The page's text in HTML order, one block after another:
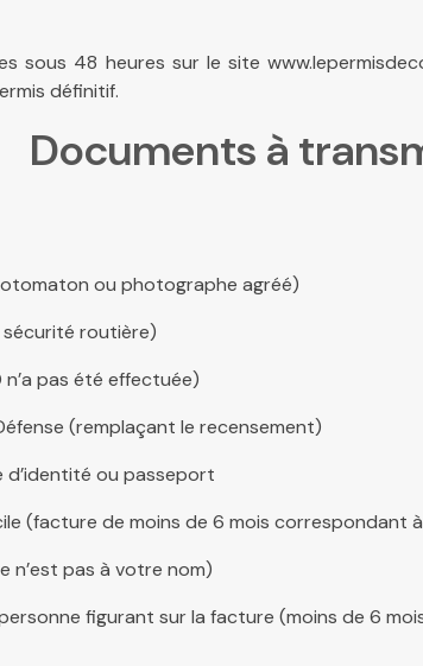
sous 48 heures sur le site
définitif.
Documents à
ou photographe agréé)
sécurité routière)
pas été effectuée)
(remplaçant le recensement)
ou passeport
(facture de moins de 6 mois correspondant à
n’est pas à votre nom)
figurant sur la facture (moins de 6